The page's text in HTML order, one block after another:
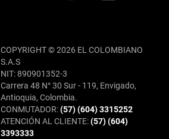
COPYRIGHT © 2026 EL COLOMBIANO
S.A.S
NIT: 890901352-3
Carrera 48 N° 30 Sur - 119, Envigado,
Antioquia, Colombia.
CONMUTADOR:(57) (604) 3315252
ATENCIÓN AL CLIENTE:(57) (604)
3393333